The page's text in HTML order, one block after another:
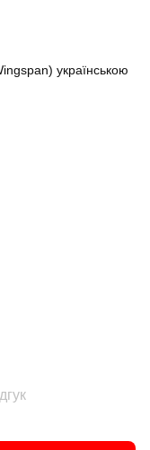
українською